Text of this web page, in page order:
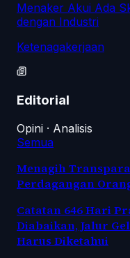
Menaker Akui Ada
dengan Industri
Ketenagakerjaan
Editorial
Opini · Analisis
Semua
Menagih
Perdagangan
Catatan 646 Hari
Diabaikan, Jalur
Harus Diketahui